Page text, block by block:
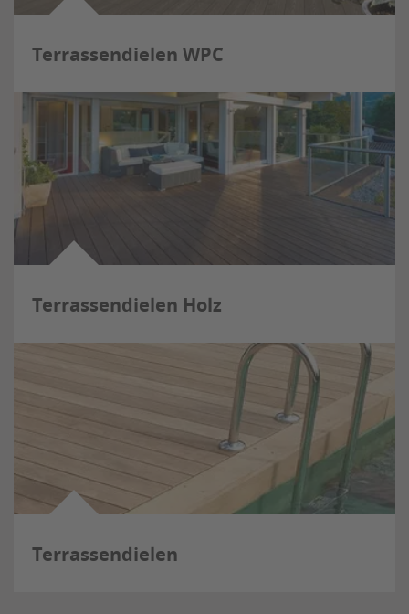
Terrassendielen WPC
Terrassendielen Holz
Terrassendielen